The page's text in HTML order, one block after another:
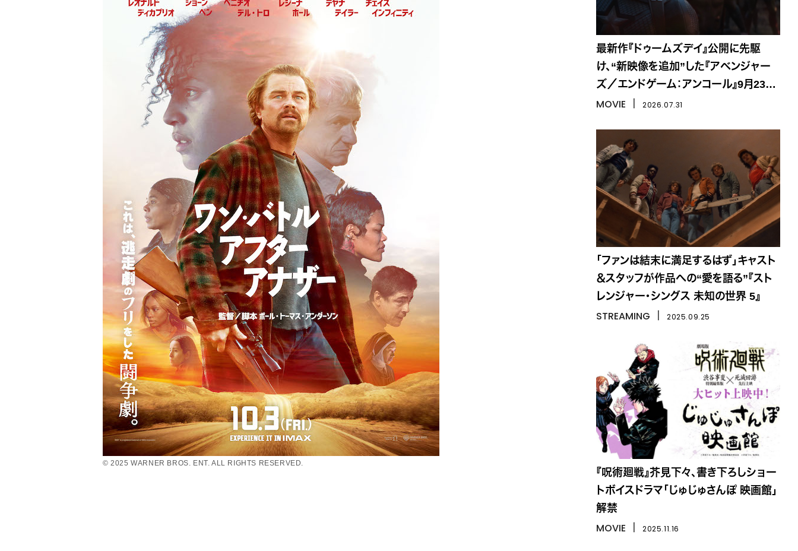
© 2025 WARNER BROS. ENT. ALL RIGHTS RESERVED.
最新作『ドゥームズデイ』公開に先駆
け、“新映像を追加”した『アベンジャー
ズ／エンドゲーム：アンコール』9月23日
より限定公開
MOVIE 2026.07.31
「ファンは結末に満足するはず」キャスト
＆スタッフが作品への“愛を語る”『スト
レンジャー・シングス 未知の世界 5』
STREAMING 2025.09.25
『呪術廻戦』芥見下々、書き下ろしショー
トボイスドラマ「じゅじゅさんぽ 映画館」
解禁
MOVIE 2025.11.16